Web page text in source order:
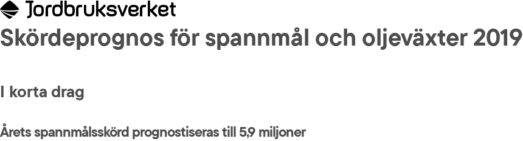
Skördeprognos för spannmål och oljeväxter 2019
I korta drag
Årets spannmålsskörd prognostiseras till 5,9 miljoner